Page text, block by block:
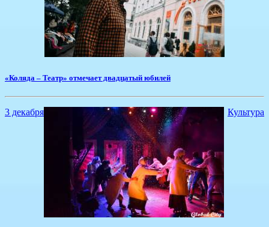
«Коляда – Театр» отмечает двадцатый юбилей
3 декабря Культура